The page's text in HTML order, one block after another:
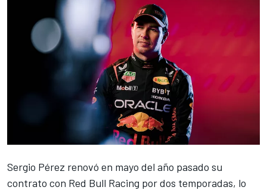
Sergio Pérez renovó en mayo del año pasado su
contrato con Red Bull Racing por dos temporadas, lo